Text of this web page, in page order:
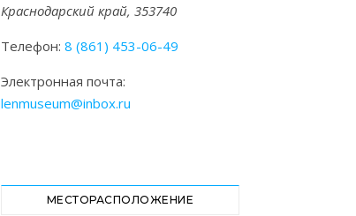
Краснодарский край, 353740
Телефон: 8 (861) 453-06-49
Электронная почта:
lenmuseum@inbox.ru
МЕСТОРАСПОЛОЖЕНИЕ